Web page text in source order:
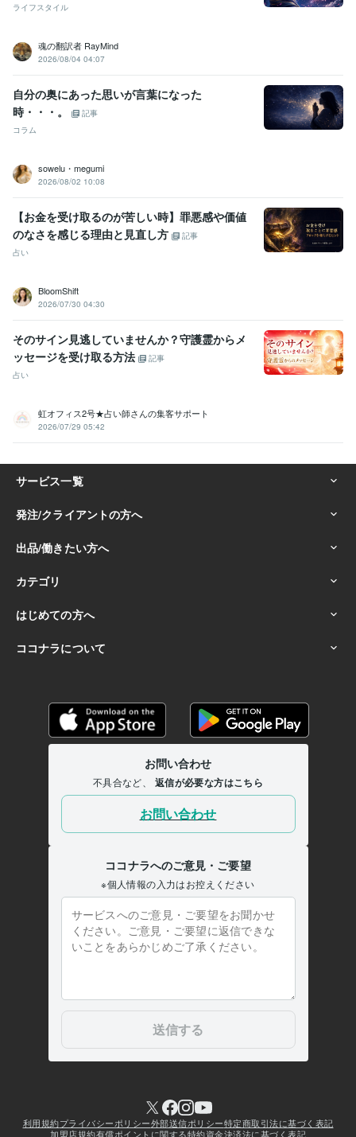
ライフスタイル
魂の翻訳者 RayMind
2026/08/04 04:07
自分の奥にあった思いが言葉になった
時・・・。
記事
コラム
sowelu・megumi
2026/08/02 10:08
【お金を受け取るのが苦しい時】罪悪感や価値
のなさを感じる理由と見直し方
記事
占い
BloomShift
2026/07/30 04:30
そのサイン見逃していませんか？守護霊からメ
ッセージを受け取る方法
記事
占い
虹オフィス2号★占い師さんの集客サポート
2026/07/29 05:42